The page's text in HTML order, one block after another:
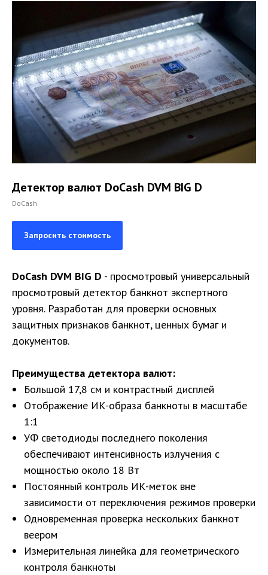
Детектор валют DoCash DVM BIG D
DoCash
Запросить стоимость
DoCash DVM BIG D - просмотровый универсальный
просмотровый детектор банкнот экспертного
уровня. Разработан для проверки основных
защитных признаков банкнот, ценных бумаг и
документов.
Преимущества детектора валют:
Большой 17,8 см и контрастный дисплей
Отображение ИК-образа банкноты в масштабе
1:1
УФ светодиоды последнего поколения
обеспечивают интенсивность излучения с
мощностью около 18 Вт
Постоянный контроль ИК-меток вне
зависимости от переключения режимов проверки
Одновременная проверка нескольких банкнот
веером
Измерительная линейка для геометрического
контроля банкноты